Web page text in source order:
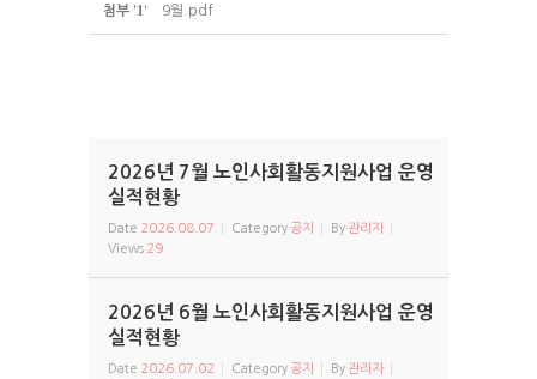
첨부 '1' 9월.pdf
2026년 7월 노인사회활동지원사업 운영
실적현황
Date 2026.08.07 Category공지 By 관리자
Views 29
2026년 6월 노인사회활동지원사업 운영
실적현황
Date 2026.07.02 Category공지 By 관리자